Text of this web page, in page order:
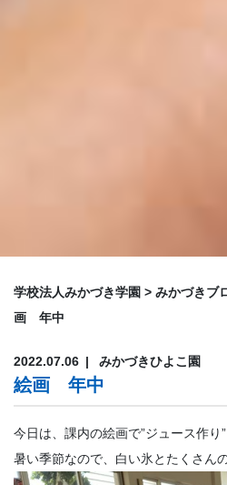
学校法人みかづき学園 > みかづきブ
画 年中
2022.07.06 みかづきひよこ園
絵画 年中
今日は、課内の絵画で”ジュース作り
暑い季節なので、白い氷とたくさん